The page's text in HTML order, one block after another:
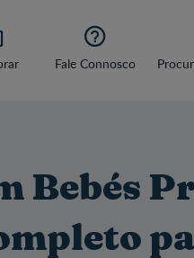

Fale Connosco
Bebés